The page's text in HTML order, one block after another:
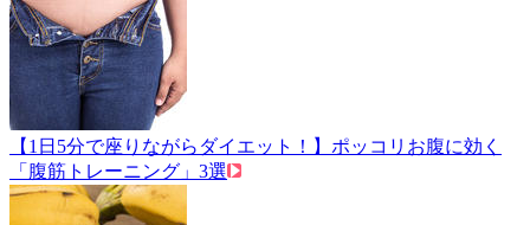
【1日5分で座りながらダイエット！】ポッコリお腹に効く
「腹筋トレーニング」3選